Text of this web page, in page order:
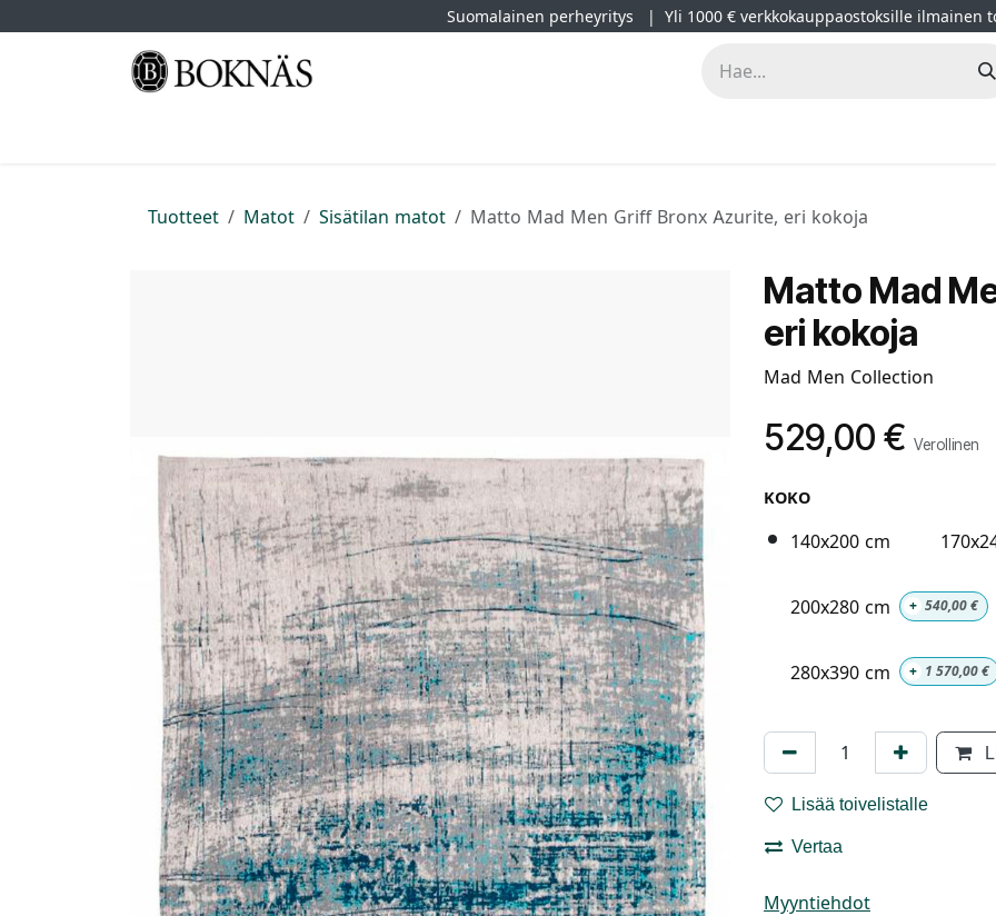
Suomalainen perheyritys | Yli 1000 € verkkokauppaostoksille ilmainen
Tuotteet Matot Sisätilan matot Matto Mad Men Griff Bronx Azurite, eri kokoja
Matto Mad
eri kokoja
Mad Men Collection
529,00 € Verollinen
KOKO
140x200 cm
200x280 cm + 540,00 €
280x390 cm + 1 570,00 €
Lisää toivelistalle
Vertaa
Myyntiehdot